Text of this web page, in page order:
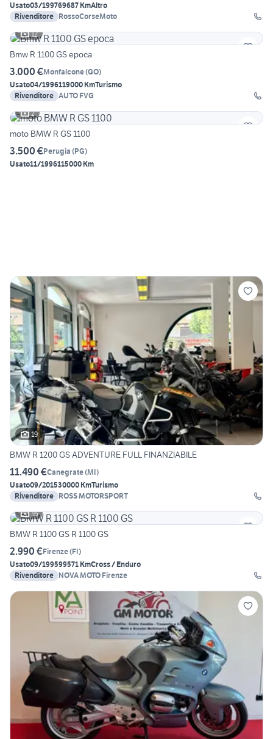
Usato03/199769687 KmAltro
Rivenditore RossoCorseMoto
12
Bmw R 1100 GS epoca
3.000 €Monfalcone(GO)
Usato04/1996119000 KmTurismo
Rivenditore AUTO FVG
2
moto BMW R GS 1100
3.500 €Perugia (PG)
Usato11/1996115000 Km
19
BMW R 1200 GS ADVENTURE FULL FINANZIABILE
11.490 €Canegrate(MI)
Usato09/201530000 KmTurismo
Rivenditore ROSS MOTORSPORT
16
BMW R 1100 GS R 1100 GS
2.990 €Firenze(FI)
Usato09/199599571 KmCross / Enduro
Rivenditore NOVA MOTO Firenze